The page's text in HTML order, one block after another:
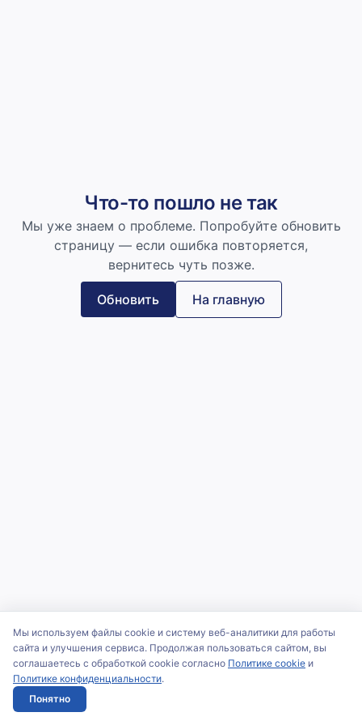
Что-то пошло не так
Мы уже знаем о проблеме. Попробуйте обновить
страницу — если ошибка повторяется,
вернитесь чуть позже.
Обновить На главную
Мы используем файлы cookie и систему веб-аналитики для работы
сайта и улучшения сервиса. Продолжая пользоваться сайтом, вы
соглашаетесь с обработкой cookie согласно Политике cookie и
Политике конфиденциальности.
Понятно